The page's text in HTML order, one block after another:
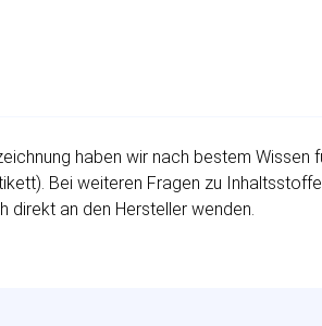
haben wir nach bestem Wissen
Bei weiteren Fragen zu
direkt an den Hersteller wenden.